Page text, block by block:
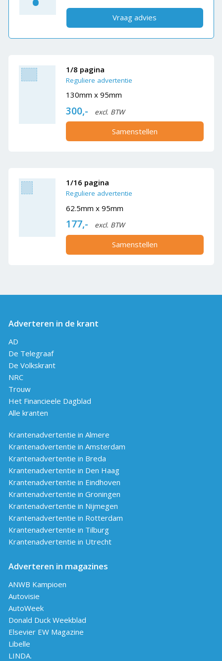
Vraag advies
1/8 pagina
Reguliere advertentie
130mm x 95mm
300,- excl. BTW
Samenstellen
1/16 pagina
Reguliere advertentie
62.5mm x 95mm
177,- excl. BTW
Samenstellen
Adverteren in de krant
AD
De Telegraaf
De Volkskrant
NRC
Trouw
Het Financieele Dagblad
Alle kranten
Krantenadvertentie in Almere
Krantenadvertentie in Amsterdam
Krantenadvertentie in Breda
Krantenadvertentie in Den Haag
Krantenadvertentie in Eindhoven
Krantenadvertentie in Groningen
Krantenadvertentie in Nijmegen
Krantenadvertentie in Rotterdam
Krantenadvertentie in Tilburg
Krantenadvertentie in Utrecht
Adverteren in magazines
ANWB Kampioen
Autovisie
AutoWeek
Donald Duck Weekblad
Elsevier EW Magazine
Libelle
LINDA.